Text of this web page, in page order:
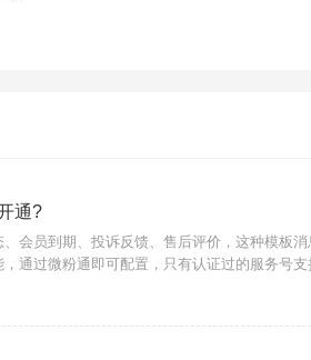
通?
会员到期、投诉反馈、售后评价，这种模板
通过微粉通即可配置，只有认证过的服务号支
扰信息。